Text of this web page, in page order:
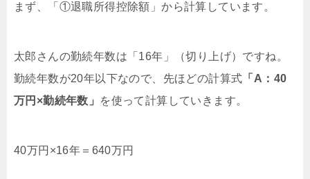
まず、「①退職所得控除額」から計算しています。
太郎さんの勤続年数は「16年」（切り上げ）ですね。
勤続年数が20年以下なので、先ほどの計算式 「A：40
万円×勤続年数」
を使って計算していきます。
40万円×16年＝640万円